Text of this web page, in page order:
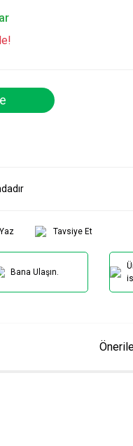
Tavsiye Et
Bana Ulaşın.